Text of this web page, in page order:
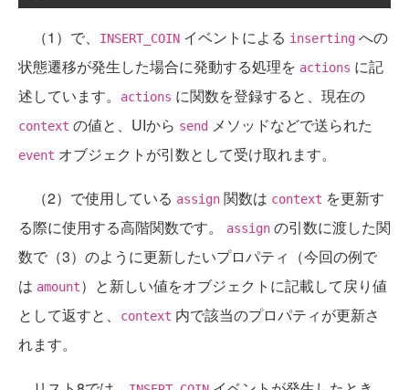
（1）で、 INSERT_COIN イベントによる inserting への
状態遷移が発生した場合に発動する処理を actions に記
述しています。
actions に関数を登録すると、現在の
context の値と、UIから send メソッドなどで送られた
event オブジェクトが引数として受け取れます。
（2）で使用している assign 関数は context を更新す
る際に使用する高階関数です。
assign の引数に渡した関
数で（3）のように更新したいプロパティ（今回の例で
は amount）と新しい値をオブジェクトに記載して戻り値
として返すと、
context 内で該当のプロパティが更新さ
れます。